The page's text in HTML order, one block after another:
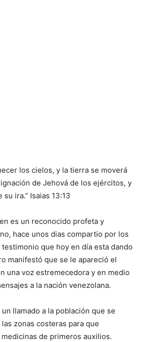
los cielos, y la tierra se moverá
de Jehová de los ejércitos, y
ira.” Isaias 13:13
es un reconocido profeta y
hace unos dias compartio por los
que hoy en día esta dando
manifestó que se le apareció el
una voz estremecedora y en medio
a la nación venezolana.
llamado a la población que se
zonas costeras para que
de primeros auxilios.